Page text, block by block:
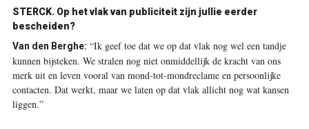
STERCK. Op het vlak van publiciteit zijn jullie eerder
bescheiden?
Van den Berghe: “Ik geef toe dat we op dat vlak nog wel een tandje
kunnen bijsteken. We stralen nog niet onmiddellijk de kracht van ons
merk uit en leven vooral van mond-tot-mond­reclame en persoonlijke
contacten. Dat werkt, maar we laten op dat vlak allicht nog wat kansen
liggen.”